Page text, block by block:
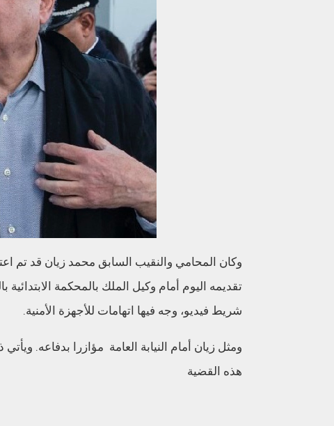
وكان المحامي والنقيب السابق محمد زيان قد تم
تقديمه اليوم أمام وكيل الملك بالمحكمة
شريط فيديو، وجه فيها اتهامات للأجهزة الأمنية.
ومثل زيان أمام النيابة العامة مؤازرا بدفاعه.
هذه القضية